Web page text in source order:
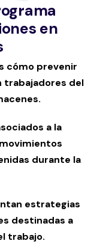
en
cómo prevenir
trabajadores del
a la
durante la
estrategias
destinadas a
trabajo.